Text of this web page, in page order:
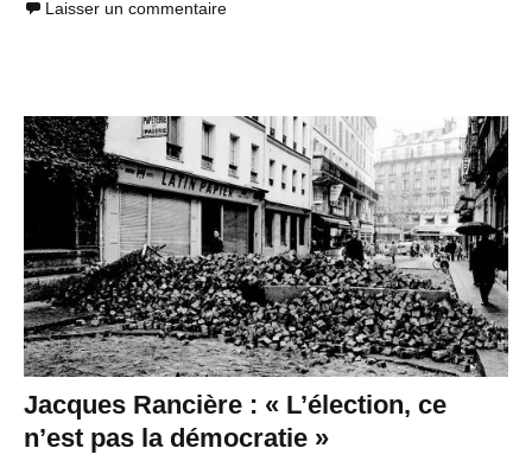
Laisser un commentaire
Jacques Rancière : « L’élection, ce
n’est pas la démocratie »